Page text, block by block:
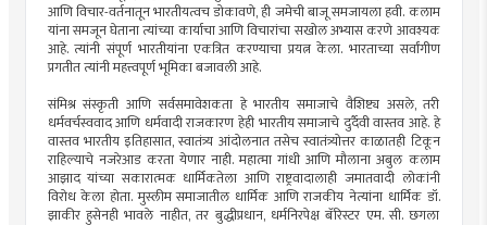
आणि विचार-वर्तनातून भारतीयत्वच डोकावणे, ही जमेची बाजू समजायला हवी. कलाम
यांना समजून घेताना त्यांच्या कार्याचा आणि विचारांचा सखोल अभ्यास करणे आवश्यक
आहे. त्यांनी संपूर्ण भारतीयांना एकत्रित करण्याचा प्रयत्न केला. भारताच्या सर्वांगीण
प्रगतीत त्यांनी महत्त्वपूर्ण भूमिका बजावली आहे.
संमिश्र संस्कृती आणि सर्वसमावेशकता हे भारतीय समाजाचे वैशिष्ट्य असले, तरी
धर्मवर्चस्ववाद आणि धर्मवादी राजकारण हेही भारतीय समाजाचे दुर्दैवी वास्तव आहे. हे
वास्तव भारतीय इतिहासात, स्वातंत्र्य आंदोलनात तसेच स्वातंत्र्योत्तर काळातही टिकून
राहिल्याचे नजरेआड करता येणार नाही. महात्मा गांधी आणि मौलाना अबुल कलाम
आझाद यांच्या सकारात्मक धार्मिकतेला आणि राष्ट्रवादालाही जमातवादी लोकांनी
विरोध केला होता. मुस्लीम समाजातील धार्मिक आणि राजकीय नेत्यांना धार्मिक डॉ.
झाकीर हुसेनही भावले नाहीत, तर बुद्धीप्रधान, धर्मनिरपेक्ष बॅरिस्टर एम. सी. छगला